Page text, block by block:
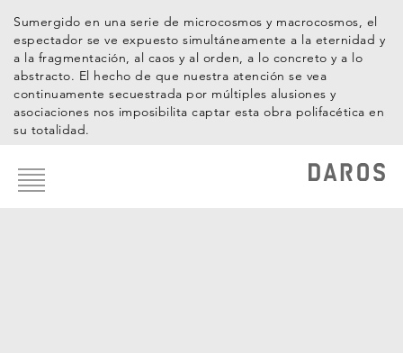
Sumergido en una serie de microcosmos y macrocosmos, el
espectador se ve expuesto simultáneamente a la eternidad y
a la fragmentación, al caos y al orden, a lo concreto y a lo
abstracto. El hecho de que nuestra atención se vea
continuamente secuestrada por múltiples alusiones y
asociaciones nos imposibilita captar esta obra polifacética en
su totalidad.
menu